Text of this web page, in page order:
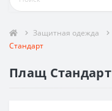
Защитная одежда
Стандарт
Плащ Стандарт